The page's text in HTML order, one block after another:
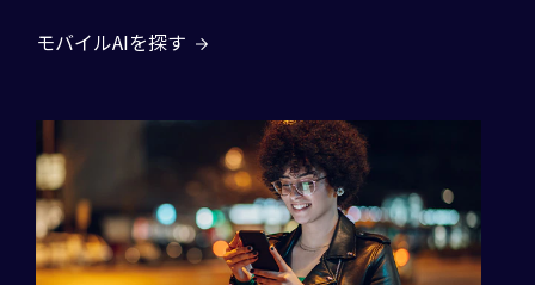
モバイルAIを探す